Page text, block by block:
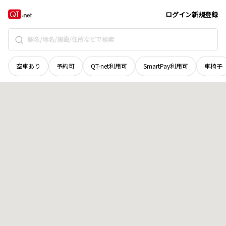
ログイン新規登録
空車あり 予約可 QT-net利用可 SmartPay利用可 車椅子
岡山県